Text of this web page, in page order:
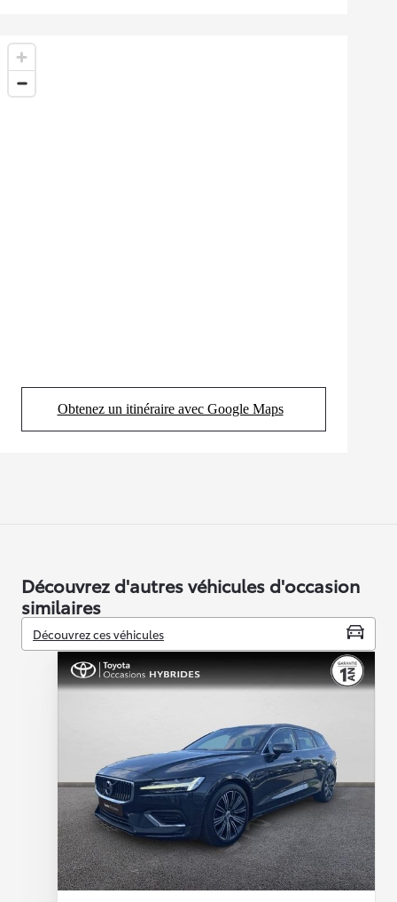
Obtenez un itinéraire avec Google Maps
(Opens in new tab)
Découvrez d'autres véhicules d'occasion
similaires
Découvrez ces véhicules